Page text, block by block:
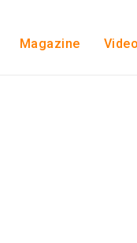
Magazine Video